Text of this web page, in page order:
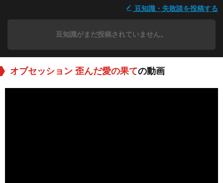
豆知識・失敗談を投稿する
豆知識がまだ投稿されていません。
オブセッション 歪んだ愛の果ての動画